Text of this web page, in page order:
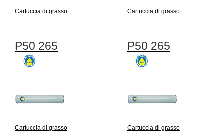
Cartuccia di grasso Cartuccia di grasso
P50 265
Cartuccia di grasso
P50 265
Cartuccia di grasso